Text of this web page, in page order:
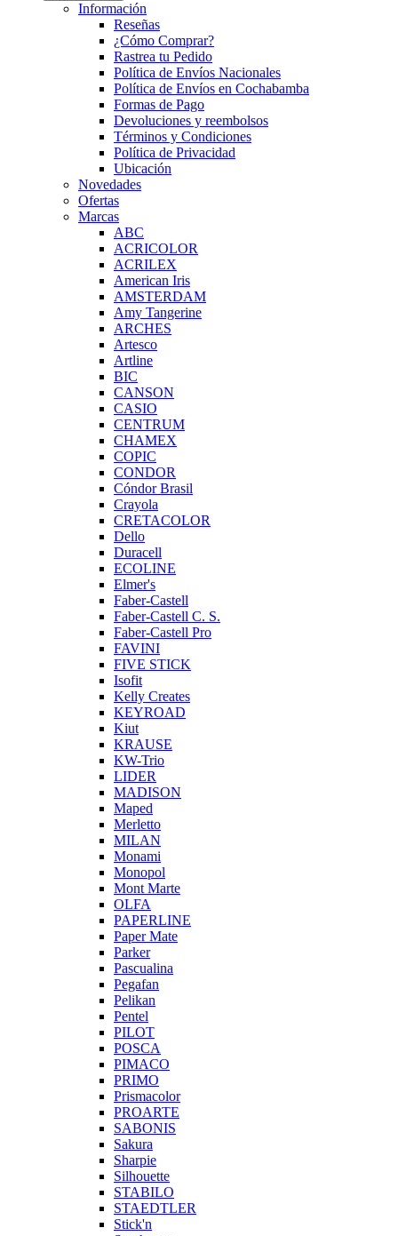
Información
Reseñas
¿Cómo Comprar?
Rastrea tu Pedido
Política de Envíos Nacionales
Política de Envíos en Cochabamba
Formas de Pago
Devoluciones y reembolsos
Términos y Condiciones
Política de Privacidad
Ubicación
Novedades
Ofertas
Marcas
ABC
ACRICOLOR
ACRILEX
American Iris
AMSTERDAM
Amy Tangerine
ARCHES
Artesco
Artline
BIC
CANSON
CASIO
CENTRUM
CHAMEX
COPIC
CONDOR
Cóndor Brasil
Crayola
CRETACOLOR
Dello
Duracell
ECOLINE
Elmer's
Faber-Castell
Faber-Castell C. S.
Faber-Castell Pro
FAVINI
FIVE STICK
Isofit
Kelly Creates
KEYROAD
Kiut
KRAUSE
KW-Trio
LIDER
MADISON
Maped
Merletto
MILAN
Monami
Monopol
Mont Marte
OLFA
PAPERLINE
Paper Mate
Parker
Pascualina
Pegafan
Pelikan
Pentel
PILOT
POSCA
PIMACO
PRIMO
Prismacolor
PROARTE
SABONIS
Sakura
Sharpie
Silhouette
STABILO
STAEDTLER
Stick'n